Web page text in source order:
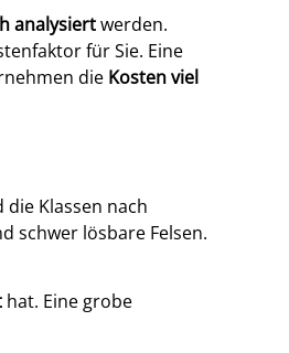
analysiertwerden.
für Sie. Eine
die Kosten viel
Klassen nach
schwer lösbare Felsen.
hat. Eine grobe